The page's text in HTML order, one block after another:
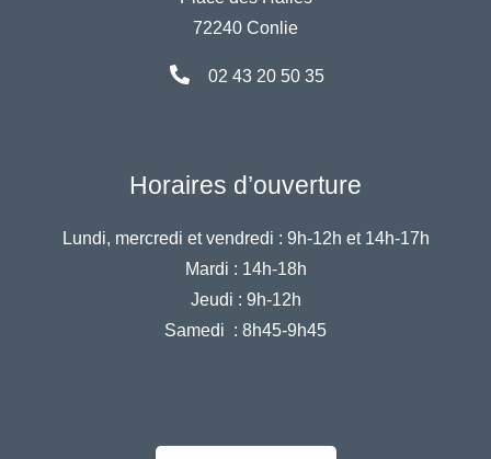
72240 Conlie
02 43 20 50 35
Horaires d’ouverture
Lundi, mercredi et vendredi : 9h-12h et 14h-17h
Mardi : 14h-18h
Jeudi : 9h-12h
Samedi : 8h45-9h45